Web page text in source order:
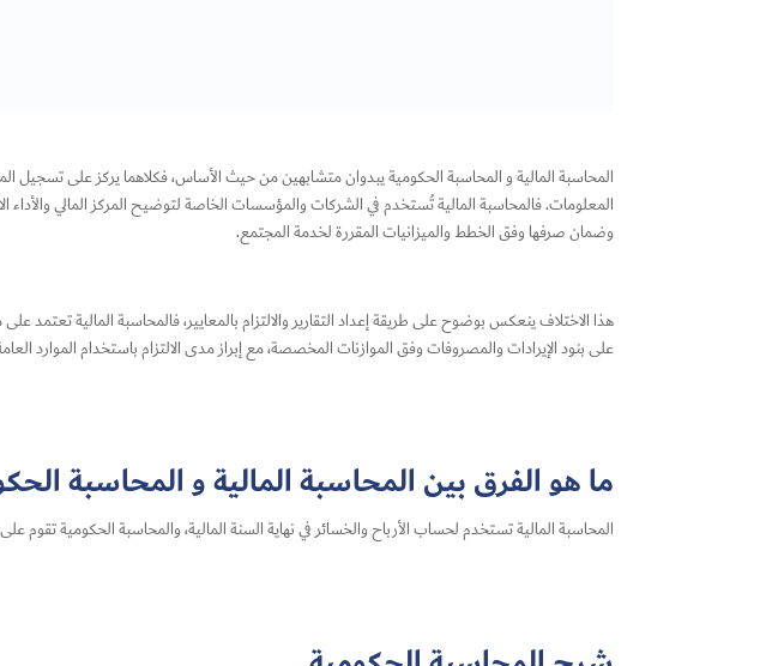
المحاسبة المالية و المحاسبة الحكومية يبدوان متشابهين من حيث الأساس، فكلاهما يركز على تسجيل
المعلومات. فالمحاسبة المالية تُستخدم في الشركات والمؤسسات الخاصة لتوضيح المركز المالي
وضمان صرفها وفق الخطط والميزانيات المقررة لخدمة المجتمع.
هذا الاختلاف ينعكس بوضوح على طريقة إعداد التقارير والالتزام بالمعايير، فالمحاسبة المالية تعتمد
على بنود الإيرادات والمصروفات وفق الموازنات المخصصة، مع إبراز مدى الالتزام باستخدام الموارد
ما هو الفرق بين المحاسبة المالية و المحاسبة
المحاسبة المالية تستخدم لحساب الأرباح والخسائر في نهاية السنة المالية، والمحاسبة الحكومية تقوم